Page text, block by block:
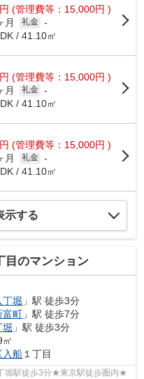
円 (管理費等：15,000円 )
月 礼金 -
/ 41.10㎡
円 (管理費等：15,000円 )
月 礼金 -
/ 41.10㎡
円 (管理費等：15,000円 )
月 礼金 -
/ 41.10㎡
示する
目のマンション
丁堀 」駅 徒歩3分
富町 」駅 徒歩7分
堀 」駅 徒歩3分
入船１丁目
堀駅徒歩3分★東京駅徒歩圏内★